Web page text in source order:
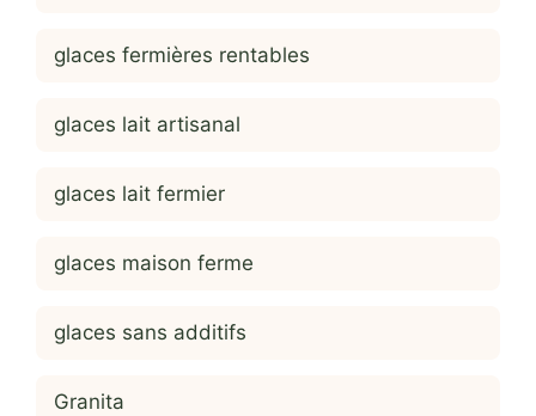
glaces fermières rentables
glaces lait artisanal
glaces lait fermier
glaces maison ferme
glaces sans additifs
Granita